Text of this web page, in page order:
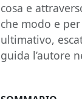
cosa e
che modo e
ultimativo,
guida l’autore